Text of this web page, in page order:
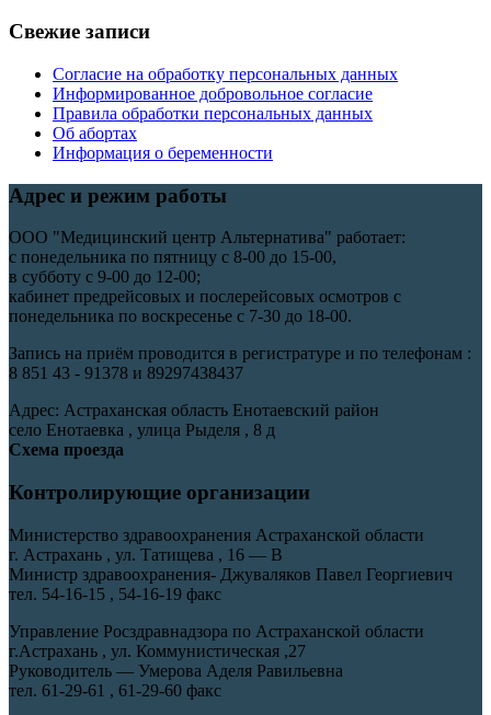
Свежие записи
Согласие на обработку персональных данных
Информированное добровольное согласие
Правила обработки персональных данных
Об абортах
Информация о беременности
Адрес и режим работы
ООО "Медицинский центр Альтернатива" работает:
с понедельника по пятницу с 8-00 до 15-00,
в субботу с 9-00 до 12-00;
кабинет предрейсовых и послерейсовых осмотров с
понедельника по воскресенье с 7-30 до 18-00.
Запись на приём проводится в регистратуре и по телефонам :
8 851 43 - 91378 и 89297438437
Адрес: Астраханская область Енотаевский район
село Енотаевка , улица Рыделя , 8 д
Схема проезда
Контролирующие организации
Министерство здравоохранения Астраханской области
г. Астрахань , ул. Татищева , 16 — В
Министр здравоохранения- Джуваляков Павел Георгиевич
тел. 54-16-15 , 54-16-19 факс
Управление Росздравнадзора по Астраханской области
г.Астрахань , ул. Коммунистическая ,27
Руководитель — Умерова Аделя Равильевна
тел. 61-29-61 , 61-29-60 факс